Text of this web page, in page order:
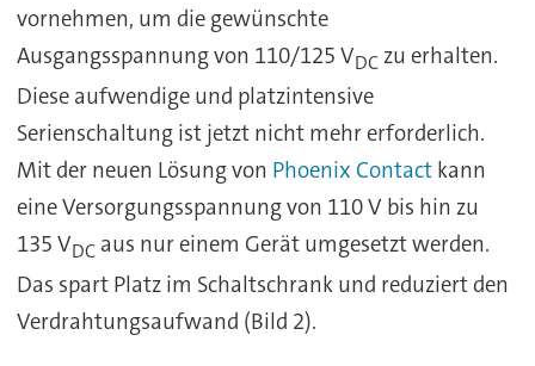
vornehmen, um die gewünschte
Ausgangsspannung von 110/125 VDCzu erhalten.
Diese aufwendige und platzintensive
Serienschaltung ist jetzt nicht mehr erforderlich.
Mit der neuen Lösung von Phoenix Contactkann
eine Versorgungsspannung von 110 V bis hin zu
135 VDCaus nur einem Gerät umgesetzt werden.
Das spart Platz im Schaltschrank und reduziert den
Verdrahtungsaufwand (Bild 2).